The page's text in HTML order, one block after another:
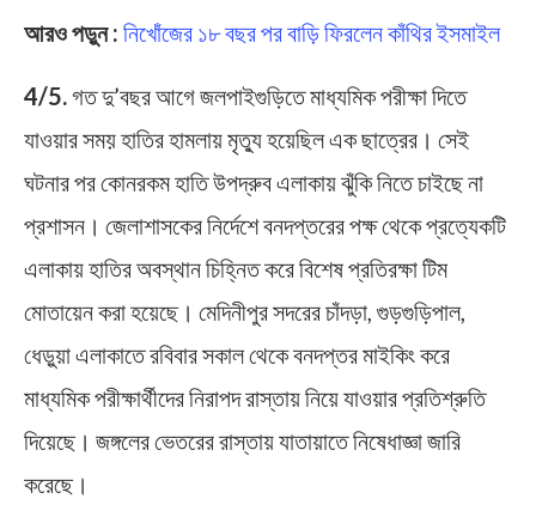
আরও পড়ুন : নিখোঁজের ১৮ বছর পর বাড়ি ফিরলেন কাঁথির ইসমাইল
4/5. গত দু’বছর আগে জলপাইগুড়িতে মাধ্যমিক পরীক্ষা দিতে
যাওয়ার সময় হাতির হামলায় মৃত্যু হয়েছিল এক ছাত্রের। সেই
ঘটনার পর কোনরকম হাতি উপদ্রুব এলাকায় ঝুঁকি নিতে চাইছে না
প্রশাসন। জেলাশাসকের নির্দেশে বনদপ্তরের পক্ষ থেকে প্রত্যেকটি
এলাকায় হাতির অবস্থান চিহ্নিত করে বিশেষ প্রতিরক্ষা টিম
মোতায়েন করা হয়েছে। মেদিনীপুর সদরের চাঁদড়া, গুড়গুড়িপাল,
ধেড়ুয়া এলাকাতে রবিবার সকাল থেকে বনদপ্তর মাইকিং করে
মাধ্যমিক পরীক্ষার্থীদের নিরাপদ রাস্তায় নিয়ে যাওয়ার প্রতিশ্রুতি
দিয়েছে। জঙ্গলের ভেতরের রাস্তায় যাতায়াতে নিষেধাজ্ঞা জারি
করেছে।